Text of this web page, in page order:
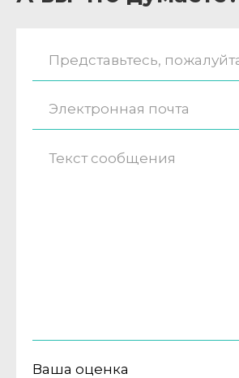
Ваша оценка